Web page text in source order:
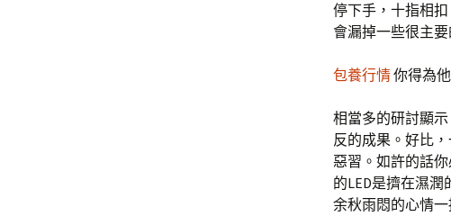
停下手，十指相
會漏掉一些很主要
包養行情你得為
相當多的研討顯
反的成果。好比
惡習。如許的話
的LED是擠在濕
余秋雨悶的心情